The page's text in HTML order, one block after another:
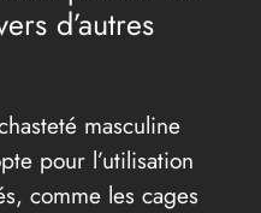
d’autres
masculine
pour l’utilisation
comme les cages